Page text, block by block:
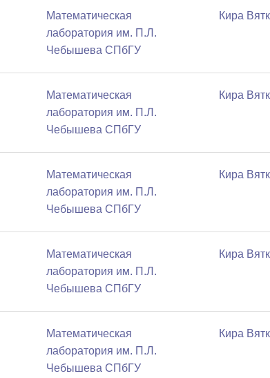
Математичеcкая
лаборатория им. П.Л.
Чебышева СПбГУ
Кира
Математичеcкая
лаборатория им. П.Л.
Чебышева СПбГУ
Кира
Математичеcкая
лаборатория им. П.Л.
Чебышева СПбГУ
Кира
Математичеcкая
лаборатория им. П.Л.
Чебышева СПбГУ
Кира
Математичеcкая
лаборатория им. П.Л.
Чебышева СПбГУ
Кира